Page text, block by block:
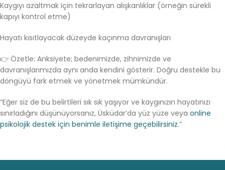
Kaygıyı azaltmak için tekrarlayan alışkanlıklar (örneğin sürekli
kapıyı kontrol etme)
Hayatı kısıtlayacak düzeyde kaçınma davranışları
👉 Özetle: Anksiyete; bedenimizde, zihnimizde ve
davranışlarımızda aynı anda kendini gösterir. Doğru destekle bu
döngüyü fark etmek ve yönetmek mümkündür.
“Eğer siz de bu belirtileri sık sık yaşıyor ve kaygınızın hayatınızı
sınırladığını düşünüyorsanız, Üsküdar’da yüz yüze veya online
psikolojik destek için benimle iletişime geçebilirsiniz.”